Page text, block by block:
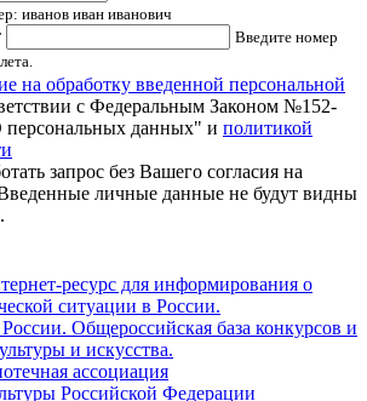
иванов иван иванович
Введите номер
на обработку введенной персональной
с Федеральным Законом №152-
данных" и политикой
запрос без Вашего согласия на
личные данные не будут видны